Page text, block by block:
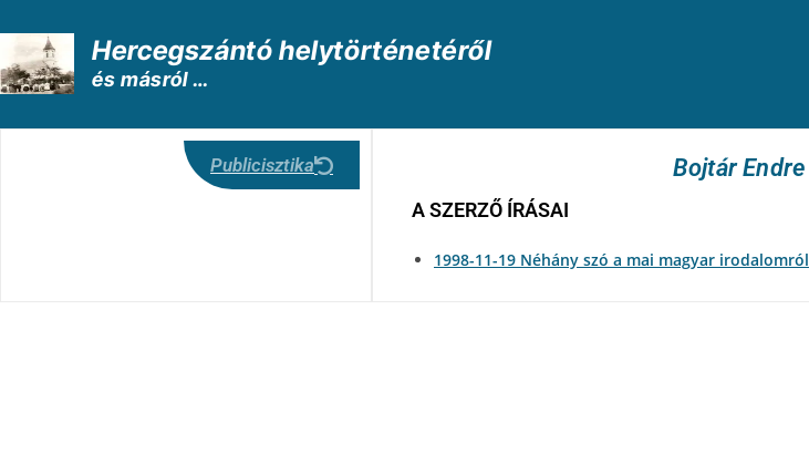
Hercegszántó helytörténetéről
és másról …
Publicisztika Bojtár Endre
A SZERZŐ ÍRÁSAI
1998-11-19 Néhány szó a mai magyar irodalomról